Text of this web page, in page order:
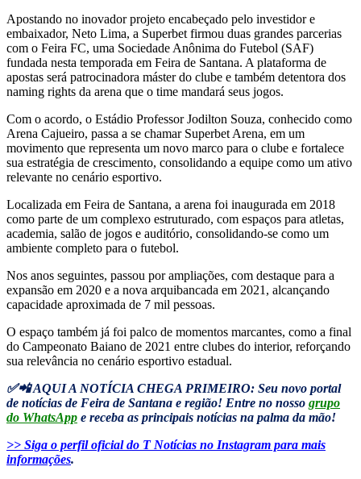
Apostando no inovador projeto encabeçado pelo investidor e
embaixador, Neto Lima, a Superbet firmou duas grandes parcerias
com o Feira FC, uma Sociedade Anônima do Futebol (SAF)
fundada nesta temporada em Feira de Santana. A plataforma de
apostas será patrocinadora máster do clube e também detentora dos
naming rights da arena que o time mandará seus jogos.
Com o acordo, o Estádio Professor Jodilton Souza, conhecido como
Arena Cajueiro, passa a se chamar Superbet Arena, em um
movimento que representa um novo marco para o clube e fortalece
sua estratégia de crescimento, consolidando a equipe como um ativo
relevante no cenário esportivo.
Localizada em Feira de Santana, a arena foi inaugurada em 2018
como parte de um complexo estruturado, com espaços para atletas,
academia, salão de jogos e auditório, consolidando-se como um
ambiente completo para o futebol.
Nos anos seguintes, passou por ampliações, com destaque para a
expansão em 2020 e a nova arquibancada em 2021, alcançando
capacidade aproximada de 7 mil pessoas.
O espaço também já foi palco de momentos marcantes, como a final
do Campeonato Baiano de 2021 entre clubes do interior, reforçando
sua relevância no cenário esportivo estadual.
✅📲 AQUI A NOTÍCIA CHEGA PRIMEIRO: Seu novo portal
de notícias de Feira de Santana e região! Entre no nosso grupo
do WhatsApp e receba as principais notícias na palma da mão!
>> Siga o perfil oficial do T Notícias no Instagram para mais
informações.